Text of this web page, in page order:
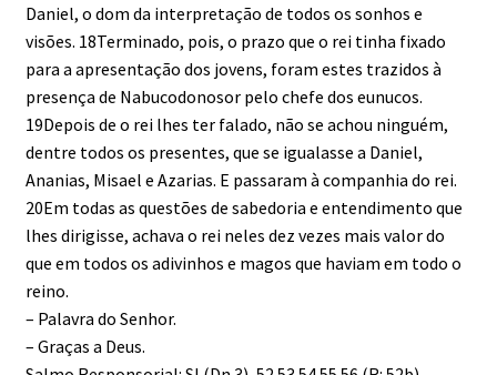
Daniel, o dom da interpretação de todos os sonhos e
visões. 18Terminado, pois, o prazo que o rei tinha fixado
para a apresentação dos jovens, foram estes trazidos à
presença de Nabucodonosor pelo chefe dos eunucos.
19Depois de o rei lhes ter falado, não se achou ninguém,
dentre todos os presentes, que se igualasse a Daniel,
Ananias, Misael e Azarias. E passaram à companhia do rei.
20Em todas as questões de sabedoria e entendimento que
lhes dirigisse, achava o rei neles dez vezes mais valor do
que em todos os adivinhos e magos que haviam em todo o
reino.
– Palavra do Senhor.
– Graças a Deus.